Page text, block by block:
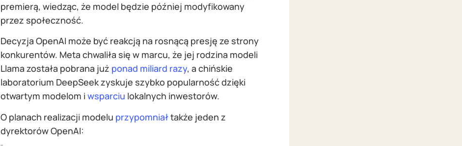
premierą, wiedząc, że model będzie później modyfikowany
przez społeczność.
Decyzja OpenAI może być reakcją na rosnącą presję ze strony
konkurentów. Meta chwaliła się w marcu, że jej rodzina modeli
Llama została pobrana już ponad miliard razy, a chińskie
laboratorium DeepSeek zyskuje szybko popularność dzięki
otwartym modelom i wsparciu lokalnych inwestorów.
O planach realizacji modelu przypomniałtakże jeden z
dyrektorów OpenAI: